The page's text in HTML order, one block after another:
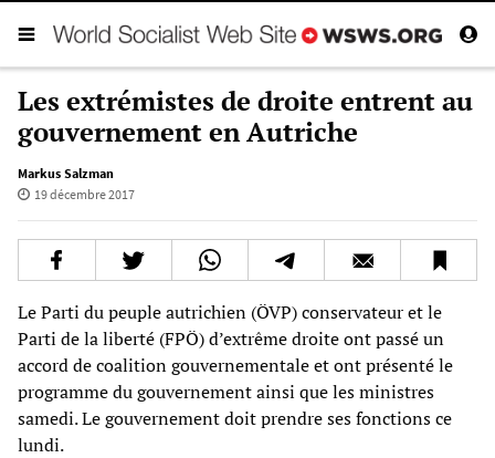
Les extrémistes de droite entrent au
gouvernement en Autriche
Markus Salzman
19 décembre 2017
Le Parti du peuple autrichien (ÖVP) conservateur et le
Parti de la liberté (FPÖ) d’extrême droite ont passé un
accord de coalition gouvernementale et ont présenté le
programme du gouvernement ainsi que les ministres
samedi. Le gouvernement doit prendre ses fonctions ce
lundi.